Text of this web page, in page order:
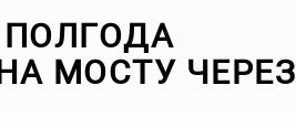
МОСТУ ЧЕРЕЗ